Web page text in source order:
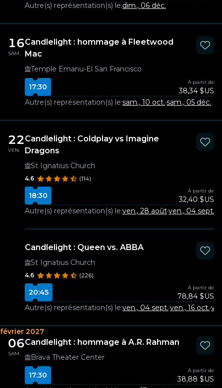
Autre(s) représentation(s) le:dim., 06 déc.
16
SAM.
Candlelight : hommage à Fleetwood
Mac
Temple Emanu-El San Francisco
17:30
À partir de
38,34 $US
Autre(s) représentation(s) le:sam., 10 oct.·sam., 05 déc.
22
VEN.
Candlelight : Coldplay vs Imagine
Dragons
St Ignatius Church
4.6 (114)
18:30
À partir de
32,40 $US
Autre(s) représentation(s) le:ven., 28 août·ven., 04 sept.
Candlelight : Queen vs. ABBA
St Ignatius Church
4.6 (226)
20:45
À partir de
78,84 $US
Autre(s) représentation(s) le:ven., 04 sept.·ven., 16 oct.·
février 2027
06
SAM.
Candlelight : hommage à A.R. Rahman
Brava Theater Center
17:30
À partir de
38,88 $US